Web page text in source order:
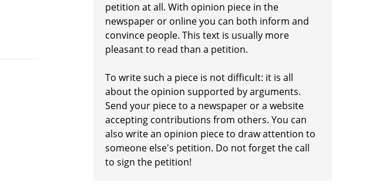
petition at all. With opinion piece in the
newspaper or online you can both inform and
convince people. This text is usually more
pleasant to read than a petition.
To write such a piece is not difficult: it is all
about the opinion supported by arguments.
Send your piece to a newspaper or a website
accepting contributions from others. You can
also write an opinion piece to draw attention to
someone else's petition. Do not forget the call
to sign the petition!